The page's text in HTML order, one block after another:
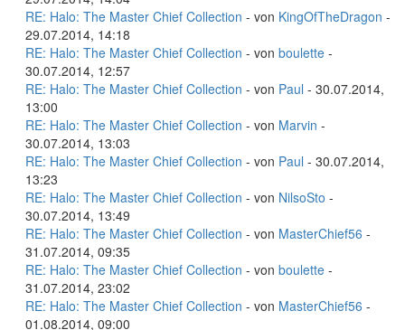
RE: Halo: The Master Chief Collection - von KingOfTheDragon -
29.07.2014, 14:18
RE: Halo: The Master Chief Collection - von boulette -
30.07.2014, 12:57
RE: Halo: The Master Chief Collection - von Paul - 30.07.2014,
13:00
RE: Halo: The Master Chief Collection - von Marvin -
30.07.2014, 13:03
RE: Halo: The Master Chief Collection - von Paul - 30.07.2014,
13:23
RE: Halo: The Master Chief Collection - von NilsoSto -
30.07.2014, 13:49
RE: Halo: The Master Chief Collection - von MasterChief56 -
31.07.2014, 09:35
RE: Halo: The Master Chief Collection - von boulette -
31.07.2014, 23:02
RE: Halo: The Master Chief Collection - von MasterChief56 -
01.08.2014, 09:00